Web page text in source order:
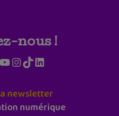
nous !
YouTube
Instagram
TikTokLinkedIn
newsletter
numérique